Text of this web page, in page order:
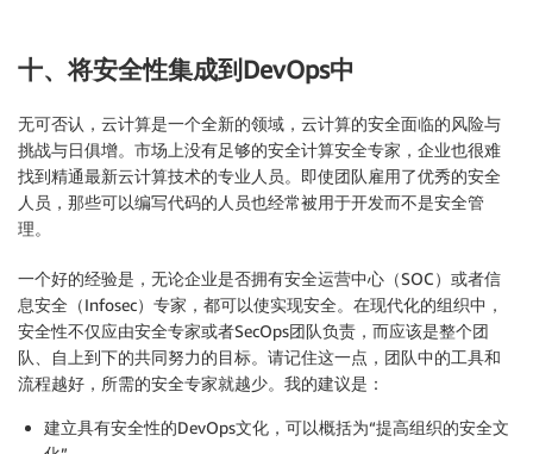
十、将安全性集成到DevOps中
无可否认，云计算是一个全新的领域，云计算的安全面临的风险与
挑战与日俱增。市场上没有足够的安全计算安全专家，企业也很难
找到精通最新云计算技术的专业人员。即使团队雇用了优秀的安全
人员，那些可以编写代码的人员也经常被用于开发而不是安全管
理。
一个好的经验是，无论企业是否拥有安全运营中心（SOC）或者信
息安全（Infosec）专家，都可以使实现安全。在现代化的组织中，
安全性不仅应由安全专家或者SecOps团队负责，而应该是整个团
队、自上到下的共同努力的目标。请记住这一点，团队中的工具和
流程越好，所需的安全专家就越少。我的建议是：
建立具有安全性的DevOps文化，可以概括为“提高组织的安全文